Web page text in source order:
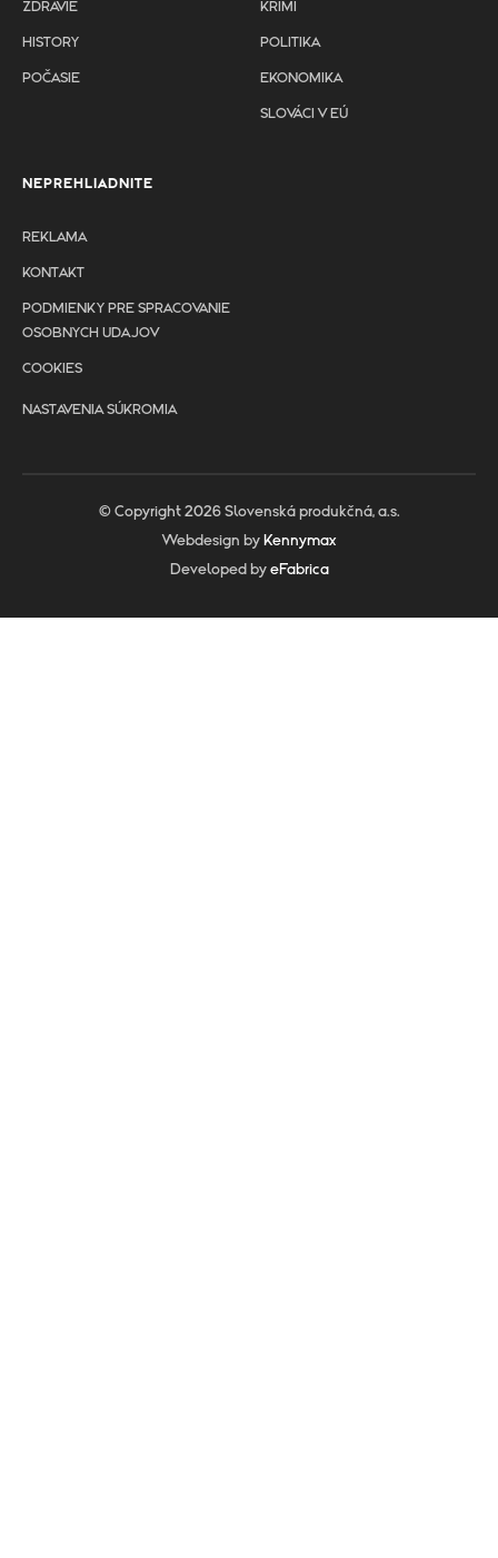
ZDRAVIE
HISTORY
POČASIE
KRIMI
POLITIKA
EKONOMIKA
SLOVÁCI V EÚ
NEPREHLIADNITE
REKLAMA
KONTAKT
PODMIENKY PRE SPRACOVANIE
OSOBNYCH UDAJOV
COOKIES
NASTAVENIA SÚKROMIA
© Copyright 2026 Slovenská produkčná, a.s.
Webdesign by Kennymax
Developed by eFabrica